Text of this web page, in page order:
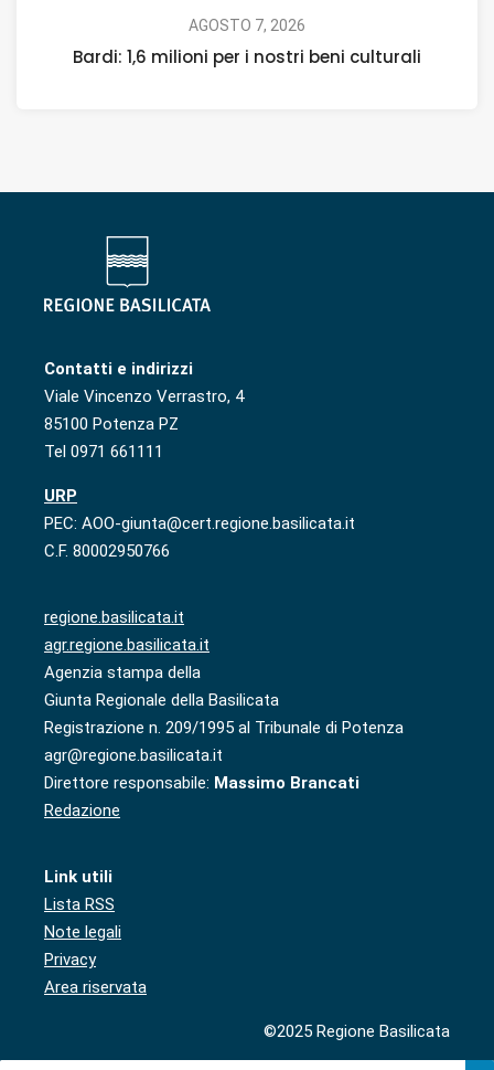
AGOSTO 7, 2026
Bardi: 1,6 milioni per i nostri beni culturali
Contatti e indirizzi
Viale Vincenzo Verrastro, 4
85100 Potenza PZ
Tel 0971 661111
URP
PEC: AOO-giunta@cert.regione.basilicata.it
C.F. 80002950766
regione.basilicata.it
agr.regione.basilicata.it
Agenzia stampa della
Giunta Regionale della Basilicata
Registrazione n. 209/1995 al Tribunale di Potenza
agr@regione.basilicata.it
Direttore responsabile: Massimo Brancati
Redazione
Link utili
Lista RSS
Note legali
Privacy
Area riservata
©2025 Regione Basilicata